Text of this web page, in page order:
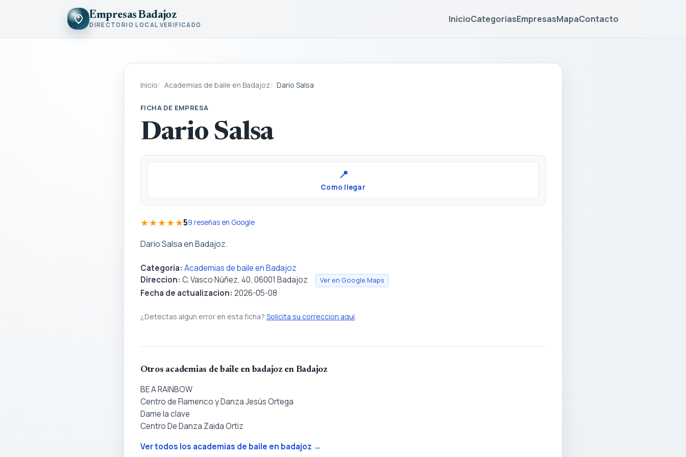
Empresas Badajoz
DIRECTORIO LOCAL VERIFICADO
InicioCategoriasEmpresasMapaContacto
Inicio Academias de baile en Badajoz Dario Salsa
FICHA DE EMPRESA
Dario Salsa
📍
Como llegar
★★★★★59 reseñas en Google
Dario Salsa en Badajoz.
Categoria: Academias de baile en Badajoz
Direccion: C. Vasco Núñez, 40, 06001 Badajoz Ver en Google Maps
Fecha de actualizacion: 2026-05-08
¿Detectas algun error en esta ficha? Solicita su correccion aqui
Otros academias de baile en badajoz en Badajoz
BE A RAINBOW
Centro de Flamenco y Danza Jesús Ortega
Dame la clave
Centro De Danza Zaida Ortiz
Ver todos los academias de baile en badajoz →